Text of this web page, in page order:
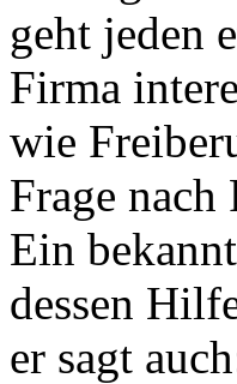
geht jeden
Firma
wie
Frage
Ein
dessen
er sagt